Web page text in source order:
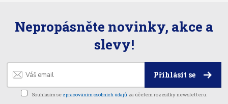
Nepropásněte novinky, akce a
slevy!
Přihlásit se
Souhlasím se zpracováním osobních údajů za účelem rozesílky newsletteru.